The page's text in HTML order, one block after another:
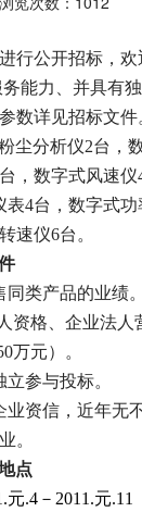
行公开招标，
能力、并具有
数详见招标文件
尘分析仪2台，
台，数字式风速仪
表4台，数字式功
速仪6台。
同类产品的业绩。
资格、企业法
万元）。
立参与投标。
业资信，近年无
。
点
元.4 － 2011.元.11